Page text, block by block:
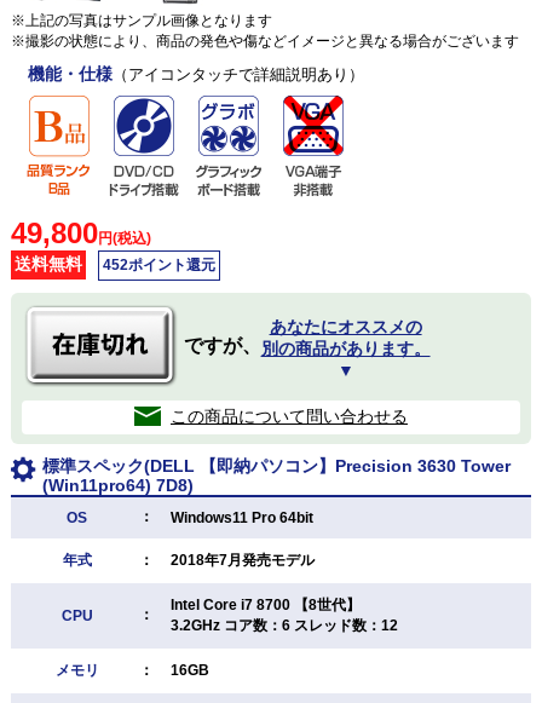
※上記の写真はサンプル画像となります
※撮影の状態により、商品の発色や傷などイメージと異なる場合がございます
機能・仕様（アイコンタッチで詳細説明あり）
49,800円(税込)
送料無料 452ポイント還元
ですが、
あなたにオススメの
別の商品があります。
▼
この商品について問い合わせる
標準スペック(DELL 【即納パソコン】Precision 3630 Tower
(Win11pro64) 7D8)
OS ： Windows11 Pro 64bit
年式 ： 2018年7月発売モデル
CPU ：
Intel Core i7 8700 【8世代】
3.2GHz コア数：6 スレッド数：12
メモリ ： 16GB